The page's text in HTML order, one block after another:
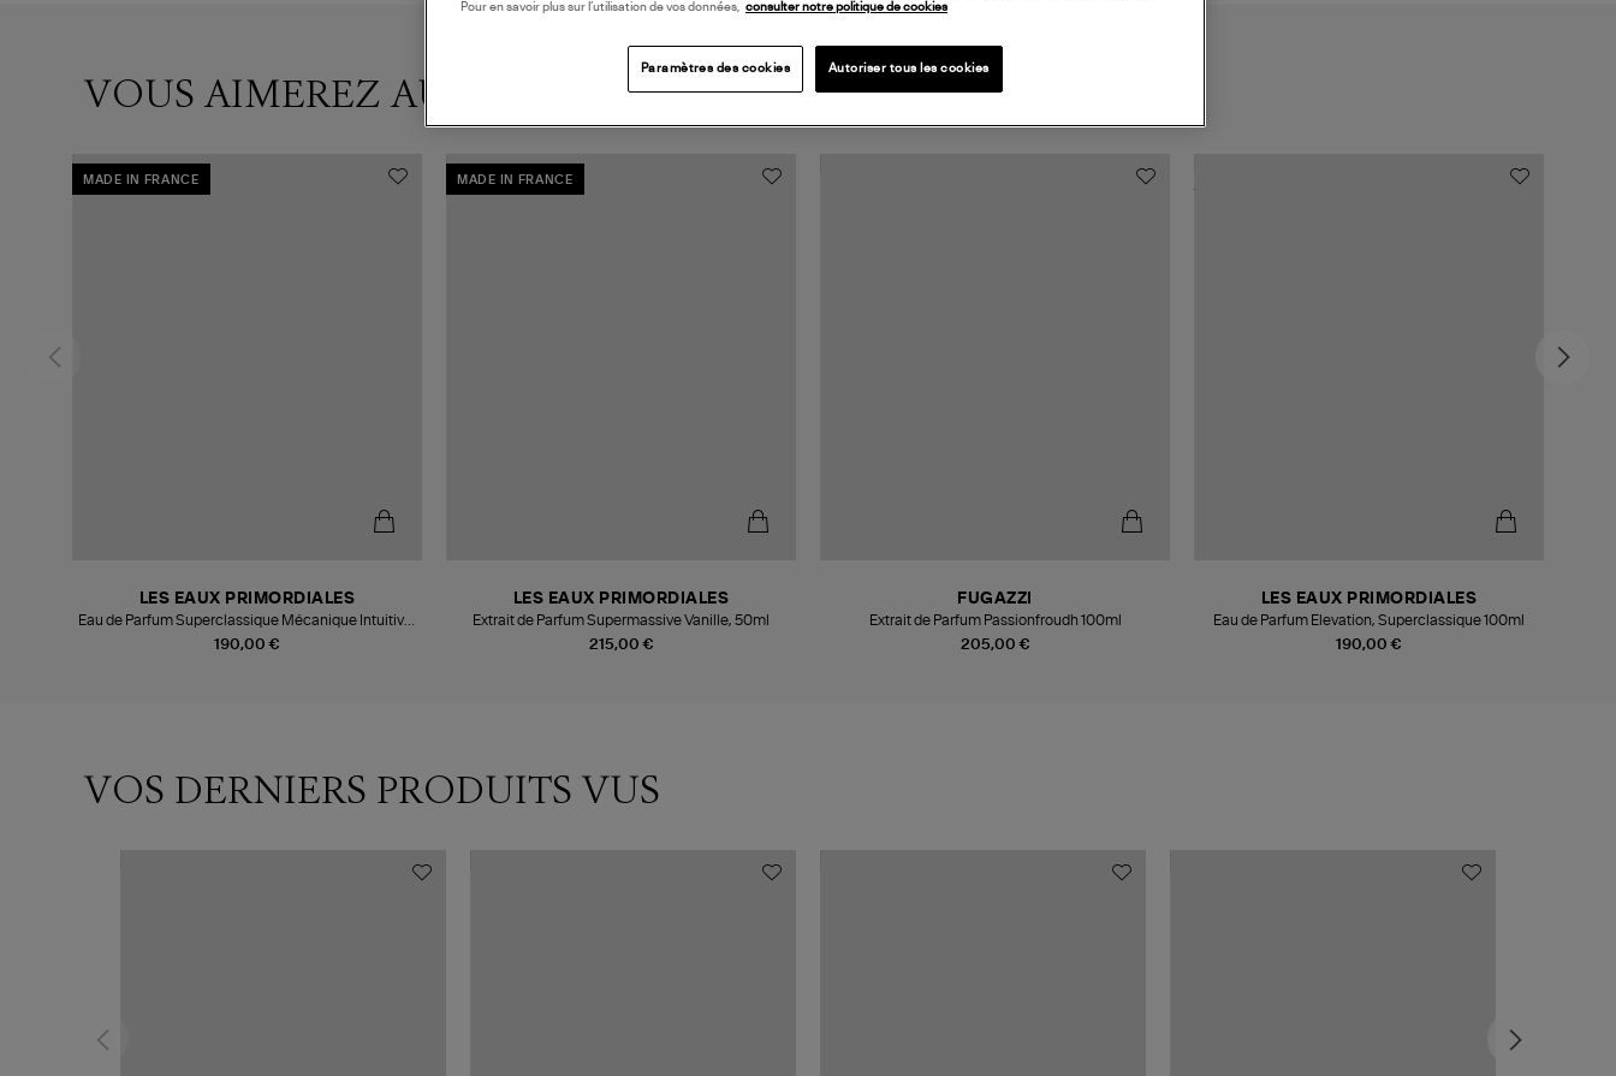
VOUS AIMEREZ AUSSI
MADE IN FRANCE
190,00 €
LES EAUX PRIMORDIALES
Eau de Parfum Superclassique Mécanique Intuitive,
100ml
MADE IN FRANCE
215,00 €
LES EAUX PRIMORDIALES
Extrait de Parfum Supermassive Vanille, 50ml
205,00 €
FUGAZZI
Extrait de Parfum Passionfroudh 100ml
190,00 €
LES EAUX PRIMORDIALES
Eau de Parfum Elevation, Superclassique 100ml
VOS DERNIERS PRODUITS VUS
Pour en savoir plus sur l’utilisation de vos données, consulter notre politique de cookies
Paramètres des cookies Autoriser tous les cookies